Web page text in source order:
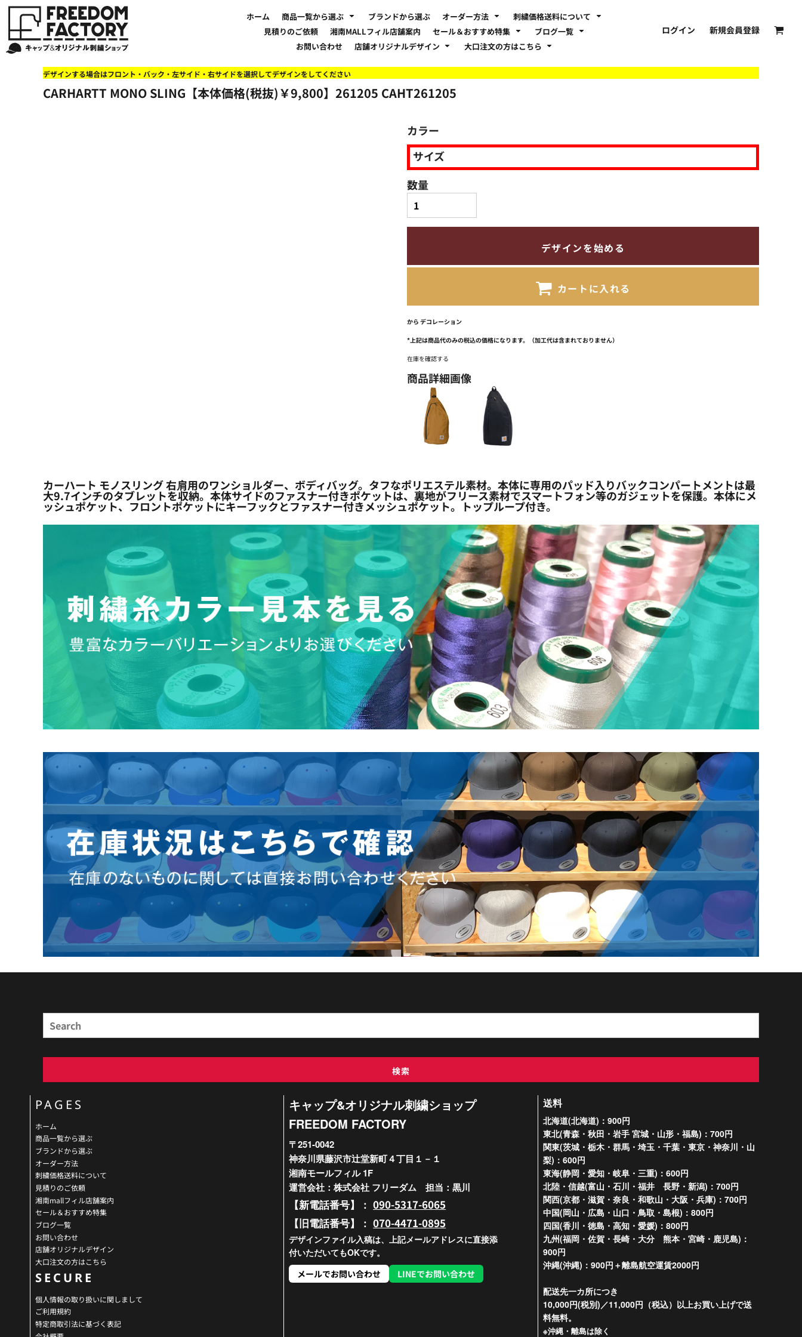
ホーム 商品一覧から選ぶ ブランドから選ぶ オーダー方法
刺繍価格送料について
見積りのご依頼
湘南MALLフィル店舗案内 セール＆おすすめ特集
ブログ一覧
お問い合わせ
店舗オリジナルデザイン 大口注文の方はこちら
ログイン 新規会員登録
デザインする場合はフロント・バック・左サイド・右サイドを選択してデザインをしてください
CARHARTT MONO SLING【本体価格(税抜)￥9,800】261205 CAHT261205
カラー
サイズ
数量
デザインを始める
カートに入れる
から デコレーション
*上記は商品代のみの税込の価格になります。（加工代は含まれておりません）
在庫を確認する
商品詳細画像
カーハート モノスリング 右肩用のワンショルダー、ボディバッグ。タフなポリエステル素材。本体に専用のパッド入りバックコンパートメントは最
大9.7インチのタブレットを収納。本体サイドのファスナー付きポケットは、裏地がフリース素材でスマートフォン等のガジェットを保護。本体にメ
ッシュポケット、フロントポケットにキーフックとファスナー付きメッシュポケット。トップループ付き。
検索
PAGES
ホーム
商品一覧から選ぶ
ブランドから選ぶ
オーダー方法
刺繍価格送料について
見積りのご依頼
湘南mallフィル店舗案内
セール＆おすすめ特集
ブログ一覧
お問い合わせ
店舗オリジナルデザイン
大口注文の方はこちら
SECURE
個人情報の取り扱いに関しまして
ご利用規約
特定商取引法に基づく表記
キャップ&オリジナル刺繍ショップ
FREEDOM FACTORY
〒251-0042
神奈川県藤沢市辻堂新町４丁目１－１
湘南モールフィル 1F
運営会社：株式会社 フリーダム 担当：黒川
【新電話番号】：090-5317-6065
【旧電話番号】：070-4471-0895
デザインファイル入稿は、上記メールアドレスに直接添
付いただいてもOKです。
メールでお問い合わせ
LINEでお問い合わせ
送料
北海道(北海道)：900円
東北(青森・秋田・岩手 宮城・山形・福島)：700円
関東(茨城・栃木・群馬・埼玉・千葉・東京・神奈川・山
梨)：600円
東海(静岡・愛知・岐阜・三重)：600円
北陸・信越(富山・石川・福井 長野・新潟)：700円
関西(京都・滋賀・奈良・和歌山・大阪・兵庫)：700円
中国(岡山・広島・山口・鳥取・島根)：800円
四国(香川・徳島・高知・愛媛)：800円
九州(福岡・佐賀・長崎・大分 熊本・宮崎・鹿児島)：
900円
沖縄(沖縄)：900円＋離島航空運賃2000円
配送先一カ所につき
10,000円(税別)／11,000円（税込）以上お買い上げで送
料無料。
※沖縄・離島は除く
ホーム
商品一覧から選ぶ
商品一覧から選ぶ
オーダー方法
オーダー方法
新着おすすめ商品
セール
NEW ERA BLANK CAP(ニューエラ 無地キャップ）
FLEXFIT/YUPOONG（フレックスフィット/ユーポン 無地キャップ）
その他ブランドブランク無地キャップ
オリジナル刺繍をオーダー
文字でデザインする場合
お客様のデザインをアップロードする場合
ネットで購入した方で再注文したい方へ
Q&A 質問と回答参考事例
【帽子】刺繍価格について
【アパレル】刺繍価格について
送料について
オリジナル刺繍製作事例
オリジナル刺繍価格参考事例
バッグやTシャツにも刺繍可能
59FIFTYとは?
ユーポン/フレックスフィットとは
ユナイテッドアスレ取り扱い開始!
キャラクターワッペン販売中!
商品紹介・新着情報
刺繍・デザインの知識
刺繍ミシン・設備紹介
帽子のメンテナンス他
FREEDOM
アルファベット3D刺繍 花文字A A-Z
ワッペン
湘南
父の日
法人・企業向け商品特集
イベント・販促向け商品特集
学校・部活向け商品特集